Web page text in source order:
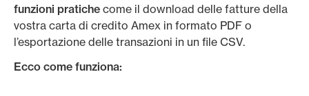
funzioni pratiche come il download delle fatture della
vostra carta di credito Amex in formato PDF o
l’esportazione delle transazioni in un file CSV.
Ecco come funziona: